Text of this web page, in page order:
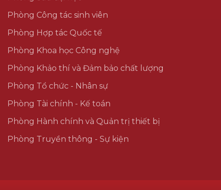
Phòng Công tác sinh viên
Phòng Hợp tác Quốc tế
Phòng Khoa học Công nghệ
Phòng Khảo thí và Đảm bảo chất lượng
Phòng Tổ chức - Nhân sự
Phòng Tài chính - Kế toán
Phòng Hành chính và Quản trị thiết bị
Phòng Truyền thông - Sự kiện